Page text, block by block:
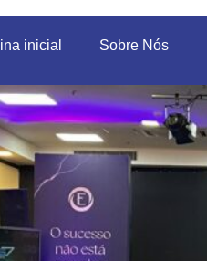
inicial Sobre Nós